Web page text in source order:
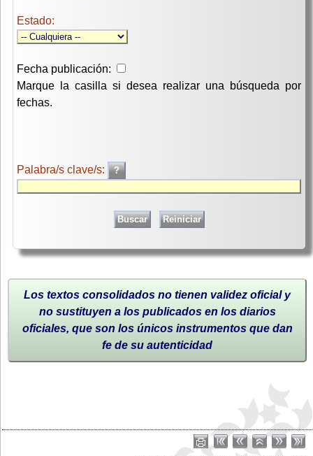
Estado:
Fecha publicación:
Marque la casilla si desea realizar una búsqueda por
fechas.
Palabra/s clave/s:
Los textos consolidados no tienen validez oficial y
no sustituyen a los publicados en los diarios
oficiales, que son los únicos instrumentos que dan
fe de su autenticidad